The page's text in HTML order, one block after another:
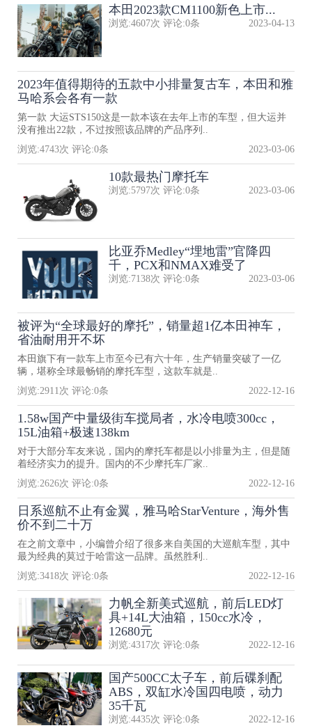
本田2023款CM1100新色上市...
浏览:4607次 评论:0条 2023-04-13
2023年值得期待的五款中小排量复古车，本田和雅
马哈系会各有一款
第一款 大运STS150这是一款本该在去年上市的车型，但大运并
没有推出22款，不过按照该品牌的产品序列..
浏览:4743次 评论:0条 2023-03-06
10款最热门摩托车
浏览:5797次 评论:0条 2023-03-06
比亚乔Medley“埋地雷”官降四
千，PCX和NMAX难受了
浏览:7138次 评论:0条 2023-03-06
被评为“全球最好的摩托”，销量超1亿本田神车，
省油耐用开不坏
本田旗下有一款车上市至今已有六十年，生产销量突破了一亿
辆，堪称全球最畅销的摩托车型，这款车就是..
浏览:2911次 评论:0条 2022-12-16
1.58w国产中量级街车搅局者，水冷电喷300cc，
15L油箱+极速138km
对于大部分车友来说，国内的摩托车都是以小排量为主，但是随
着经济实力的提升。国内的不少摩托车厂家..
浏览:2626次 评论:0条 2022-12-16
日系巡航不止有金翼，雅马哈StarVenture，海外售
价不到二十万
在之前文章中，小编曾介绍了很多来自美国的大巡航车型，其中
最为经典的莫过于哈雷这一品牌。虽然胜利..
浏览:3418次 评论:0条 2022-12-16
力帆全新美式巡航，前后LED灯
具+14L大油箱，150cc水冷，
12680元
浏览:4317次 评论:0条 2022-12-16
国产500CC太子车，前后碟刹配
ABS，双缸水冷国四电喷，动力
35千瓦
浏览:4435次 评论:0条 2022-12-16